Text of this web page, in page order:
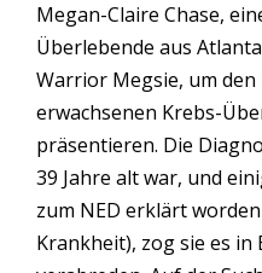
Megan-Claire Chase,
Überlebende aus
Warrior Megsie, um
erwachsenen Krebs-
präsentieren. Die
39 Jahre alt war, und
zum NED erklärt
Krankheit), zog sie es in